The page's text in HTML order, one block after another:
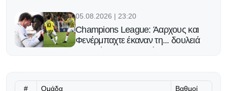
05.08.2026 | 23:20
Champions League: Άαρχους και
Φενέρμπαχτε έκαναν τη... δουλειά
και απέκτησαν προβάδισμα
# Ομάδα Βαθμοί